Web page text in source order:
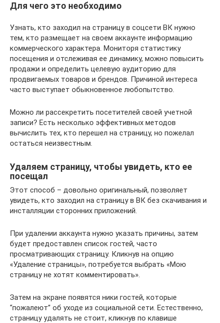
Для чего это необходимо
Узнать, кто заходил на страницу в соцсети ВК нужно
тем, кто размещает на своем аккаунте информацию
коммерческого характера. Мониторя статистику
посещения и отслеживая ее динамику, можно повысить
продажи и определить целевую аудиторию для
продвигаемых товаров и брендов. Причиной интереса
часто выступает обыкновенное любопытство.
Можно ли рассекретить посетителей своей учетной
записи? Есть несколько эффективных методов
вычислить тех, кто перешел на страницу, но пожелал
остаться неизвестным.
Удаляем страницу, чтобы увидеть, кто ее
посещал
Этот способ – довольно оригинальный, позволяет
увидеть, кто заходил на страницу в ВК без скачивания и
инсталляции сторонних приложений.
При удалении аккаунта нужно указать причины, затем
будет предоставлен список гостей, часто
просматривающих страницу. Кликнув на опцию
«Удаление страницы», потребуется выбрать «Мою
страницу не хотят комментировать».
Затем на экране появятся ники гостей, которые
“пожалеют” об уходе из социальной сети. Естественно,
страницу удалять не стоит, кликнув по клавише